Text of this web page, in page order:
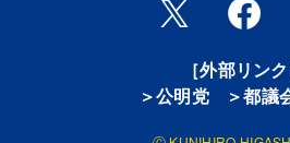
［外部リンク
＞公明党
＞都議